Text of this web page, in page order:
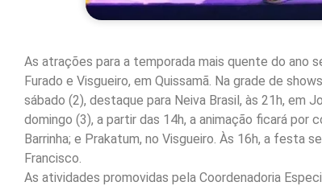
As atrações para a temporada mais quente do ano
Furado e Visgueiro, em Quissamã. Na grade de
sábado (2), destaque para Neiva Brasil, às 21h, em
domingo (3), a partir das 14h, a animação ficará por
Barrinha; e Prakatum, no Visgueiro. Às 16h, a festa
Francisco.
As atividades promovidas pela Coordenadoria